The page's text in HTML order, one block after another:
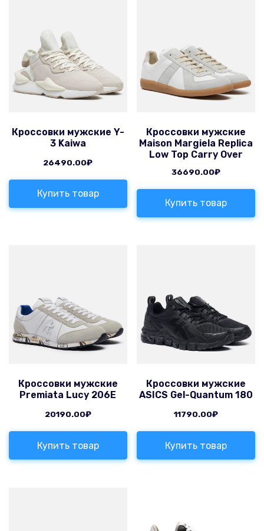
Кроссовки мужские Y-
3 Kaiwa
26490.00₽
Купить товар
Кроссовки мужские
Maison Margiela Replica
Low Top Carry Over
36690.00₽
Купить товар
Кроссовки мужские
Premiata Lucy 206E
20190.00₽
Купить товар
Кроссовки мужские
ASICS Gel-Quantum 180
11790.00₽
Купить товар